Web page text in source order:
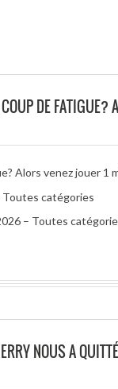
DE FATIGUE?
Alors venez jouer 1
Toutes catégories
– Toutes
NOUS A